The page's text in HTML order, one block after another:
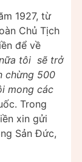
1927, từ
Chủ Tịch
để về
tôi sẽ trở
chừng 500
mong các
Trong
xin gửi
Sản Đức,